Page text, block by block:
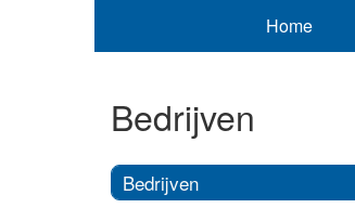
Home
Bedrijven
Bedrijven